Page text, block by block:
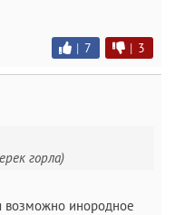
| 7 | 3
горла)
возможно инородное